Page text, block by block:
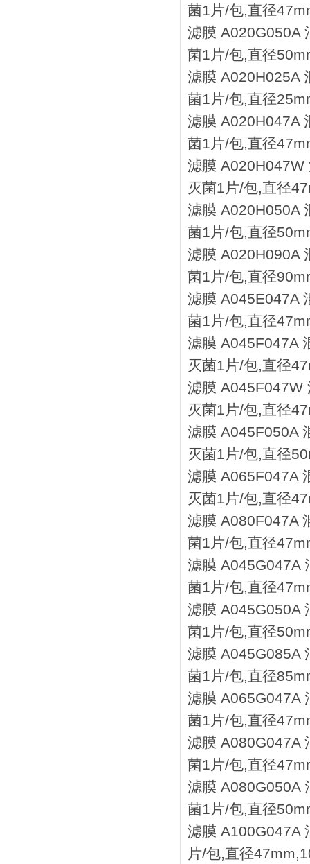
菌1片/包,直径
滤膜 A020G050A
菌1片/包,直径
滤膜 A020H025A
菌1片/包,直径
滤膜 A020H047A
菌1片/包,直径
滤膜 A020H047W
灭菌1片/包,直径
滤膜 A020H050A
菌1片/包,直径
滤膜 A020H090A
菌1片/包,直径
滤膜 A045E047A
菌1片/包,直径
滤膜 A045F047A
灭菌1片/包,直径
滤膜 A045F047W
灭菌1片/包,直径
滤膜 A045F050A
灭菌1片/包,直径
滤膜 A065F047A
灭菌1片/包,直径
滤膜 A080F047A
菌1片/包,直径
滤膜 A045G047A
菌1片/包,直径
滤膜 A045G050A
菌1片/包,直径
滤膜 A045G085A
菌1片/包,直径
滤膜 A065G047A
菌1片/包,直径
滤膜 A080G047A
菌1片/包,直径
滤膜 A080G050A
菌1片/包,直径
滤膜 A100G047A
片/包,直径